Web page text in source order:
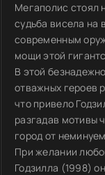
Мегаполис стоял
судьба висела
современным
мощи этой
В этой
отважных героев
что привело
разгадав мотивы
город от
При желании
Годзилла (1998)